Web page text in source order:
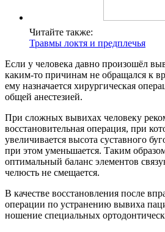
Читайте также:
Травмы локтя и предплечья
Если у человека давно произошёл
каким-то причинам не обращался к
ему назначается хирургическая
общей анестезией.
При сложных вывихах человеку
восстановительная операция, при
увеличивается высота суставного
при этом уменьшается. Таким
оптимальный баланс элементов
челюсть не смещается.
В качестве восстановления после
операции по устранению вывиха
ношение специальных